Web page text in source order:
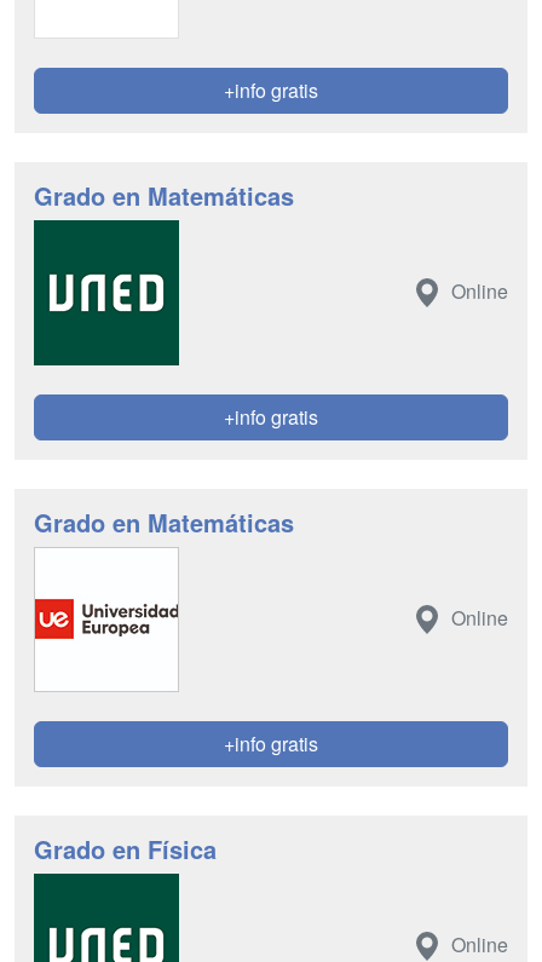
+info gratis
Grado en Matemáticas
Online
+info gratis
Grado en Matemáticas
Online
+info gratis
Grado en Física
Online